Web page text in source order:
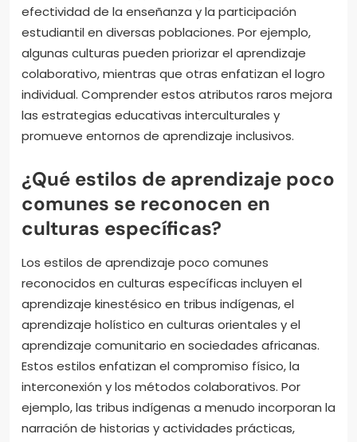
efectividad de la enseñanza y la participación
estudiantil en diversas poblaciones. Por ejemplo,
algunas culturas pueden priorizar el aprendizaje
colaborativo, mientras que otras enfatizan el logro
individual. Comprender estos atributos raros mejora
las estrategias educativas interculturales y
promueve entornos de aprendizaje inclusivos.
¿Qué estilos de aprendizaje poco
comunes se reconocen en
culturas específicas?
Los estilos de aprendizaje poco comunes
reconocidos en culturas específicas incluyen el
aprendizaje kinestésico en tribus indígenas, el
aprendizaje holístico en culturas orientales y el
aprendizaje comunitario en sociedades africanas.
Estos estilos enfatizan el compromiso físico, la
interconexión y los métodos colaborativos. Por
ejemplo, las tribus indígenas a menudo incorporan la
narración de historias y actividades prácticas,